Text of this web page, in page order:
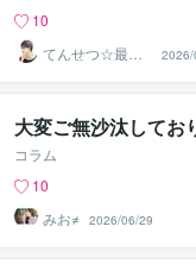
10
てんせつ☆最適
ライフをサポー
トする
2026/
大変ご無沙汰してお
コラム
10
みお≠
2026/06/29